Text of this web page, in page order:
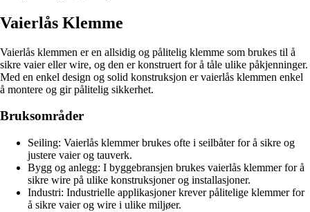
Vaierlås Klemme
Vaierlås klemmen er en allsidig og pålitelig klemme som brukes til å
sikre vaier eller wire, og den er konstruert for å tåle ulike påkjenninger.
Med en enkel design og solid konstruksjon er vaierlås klemmen enkel
å montere og gir pålitelig sikkerhet.
Bruksområder
Seiling: Vaierlås klemmer brukes ofte i seilbåter for å sikre og
justere vaier og tauverk.
Bygg og anlegg: I byggebransjen brukes vaierlås klemmer for å
sikre wire på ulike konstruksjoner og installasjoner.
Industri: Industrielle applikasjoner krever pålitelige klemmer for
å sikre vaier og wire i ulike miljøer.